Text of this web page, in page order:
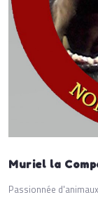
Muriel la
Passionnée